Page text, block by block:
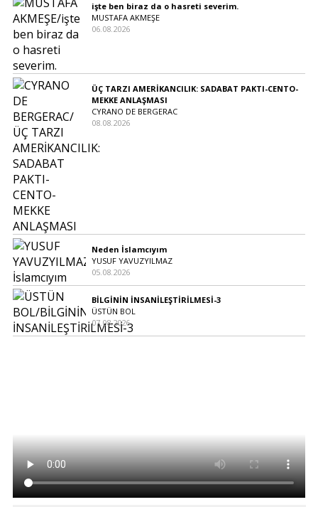
işte ben biraz da o hasreti severim.
MUSTAFA AKMEŞE
06.08.2026
ÜÇ TARZI AMERİKANCILIK: SADABAT PAKTI-CENTO-
MEKKE ANLAŞMASI
CYRANO DE BERGERAC
08.08.2026
Neden İslamcıyım
YUSUF YAVUZYILMAZ
05.08.2026
BİLGİNİN İNSANİLEŞTİRİLMESİ-3
ÜSTÜN BOL
07.08.2026